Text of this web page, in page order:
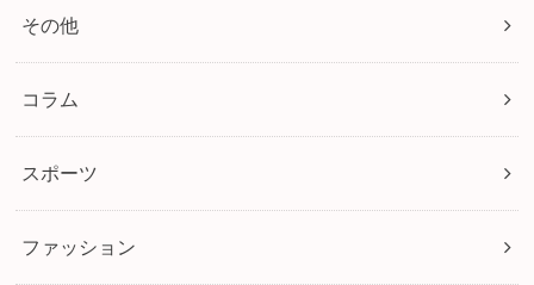
その他
コラム
スポーツ
ファッション